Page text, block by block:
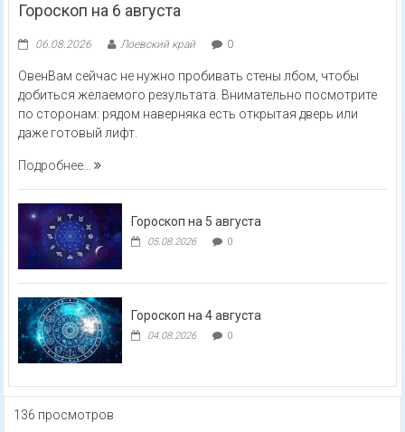
Гороскоп на 6 августа
06.08.2026 Лоевский край 0
ОвенВам сейчас не нужно пробивать стены лбом, чтобы
добиться желаемого результата. Внимательно посмотрите
по сторонам: рядом наверняка есть открытая дверь или
даже готовый лифт.
Подробнее...
Гороскоп на 5 августа
05.08.2026 0
Гороскоп на 4 августа
04.08.2026 0
136 просмотров